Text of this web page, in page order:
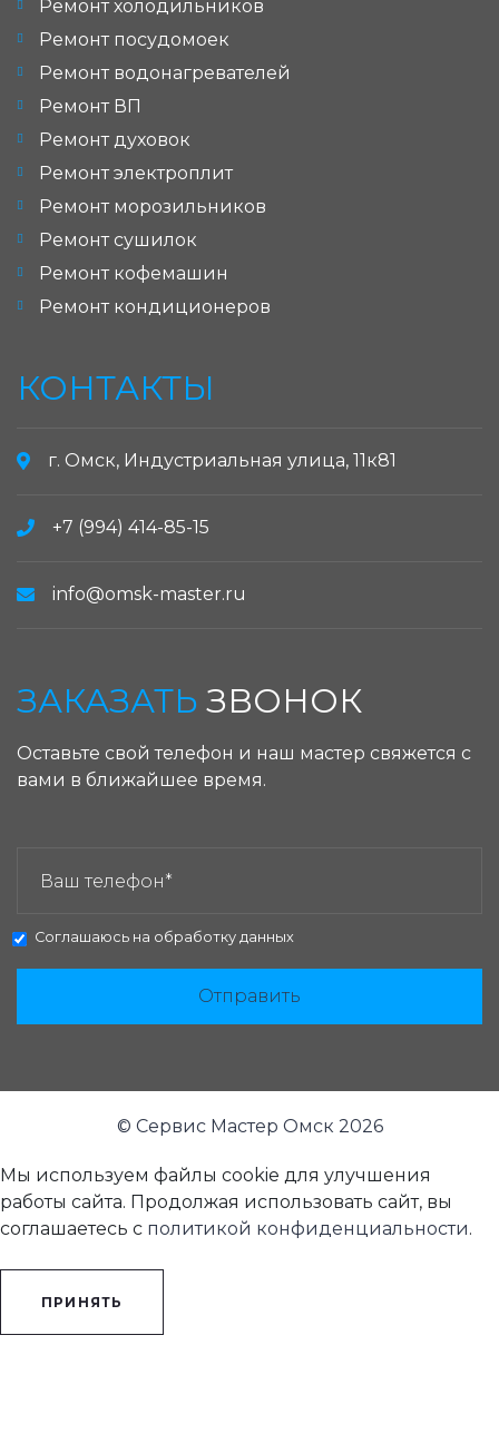
Ремонт холодильников
Ремонт посудомоек
Ремонт водонагревателей
Ремонт ВП
Ремонт духовок
Ремонт электроплит
Ремонт морозильников
Ремонт сушилок
Ремонт кофемашин
Ремонт кондиционеров
КОНТАКТЫ
г. Омск, Индустриальная улица, 11к81
+7 (994) 414-85-15
info@omsk-master.ru
ЗАКАЗАТЬ ЗВОНОК
Оставьте свой телефон и наш мастер свяжется с
вами в ближайшее время.
Соглашаюсь на обработку данных
Отправить
© Сервис Мастер Омск 2026
Мы используем файлы cookie для улучшения
работы сайта. Продолжая использовать сайт, вы
соглашаетесь с политикой конфиденциальности.
ПРИНЯТЬ